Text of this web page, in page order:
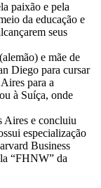
paixão e pela
da educação e
seus
e mãe de
Diego para cursar
para a
à Suíça, onde
Aires e concluiu
especialização
Business
“FHNW” da